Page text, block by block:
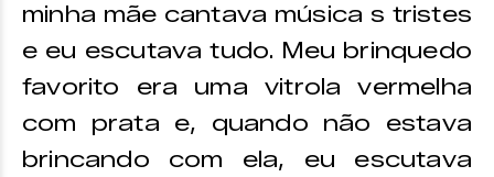
minha mãe cantava música s tristes
e eu escutava tudo. Meu brinquedo
favorito era uma vitrola vermelha
com prata e, quando não estava
brincando com ela, eu escutava